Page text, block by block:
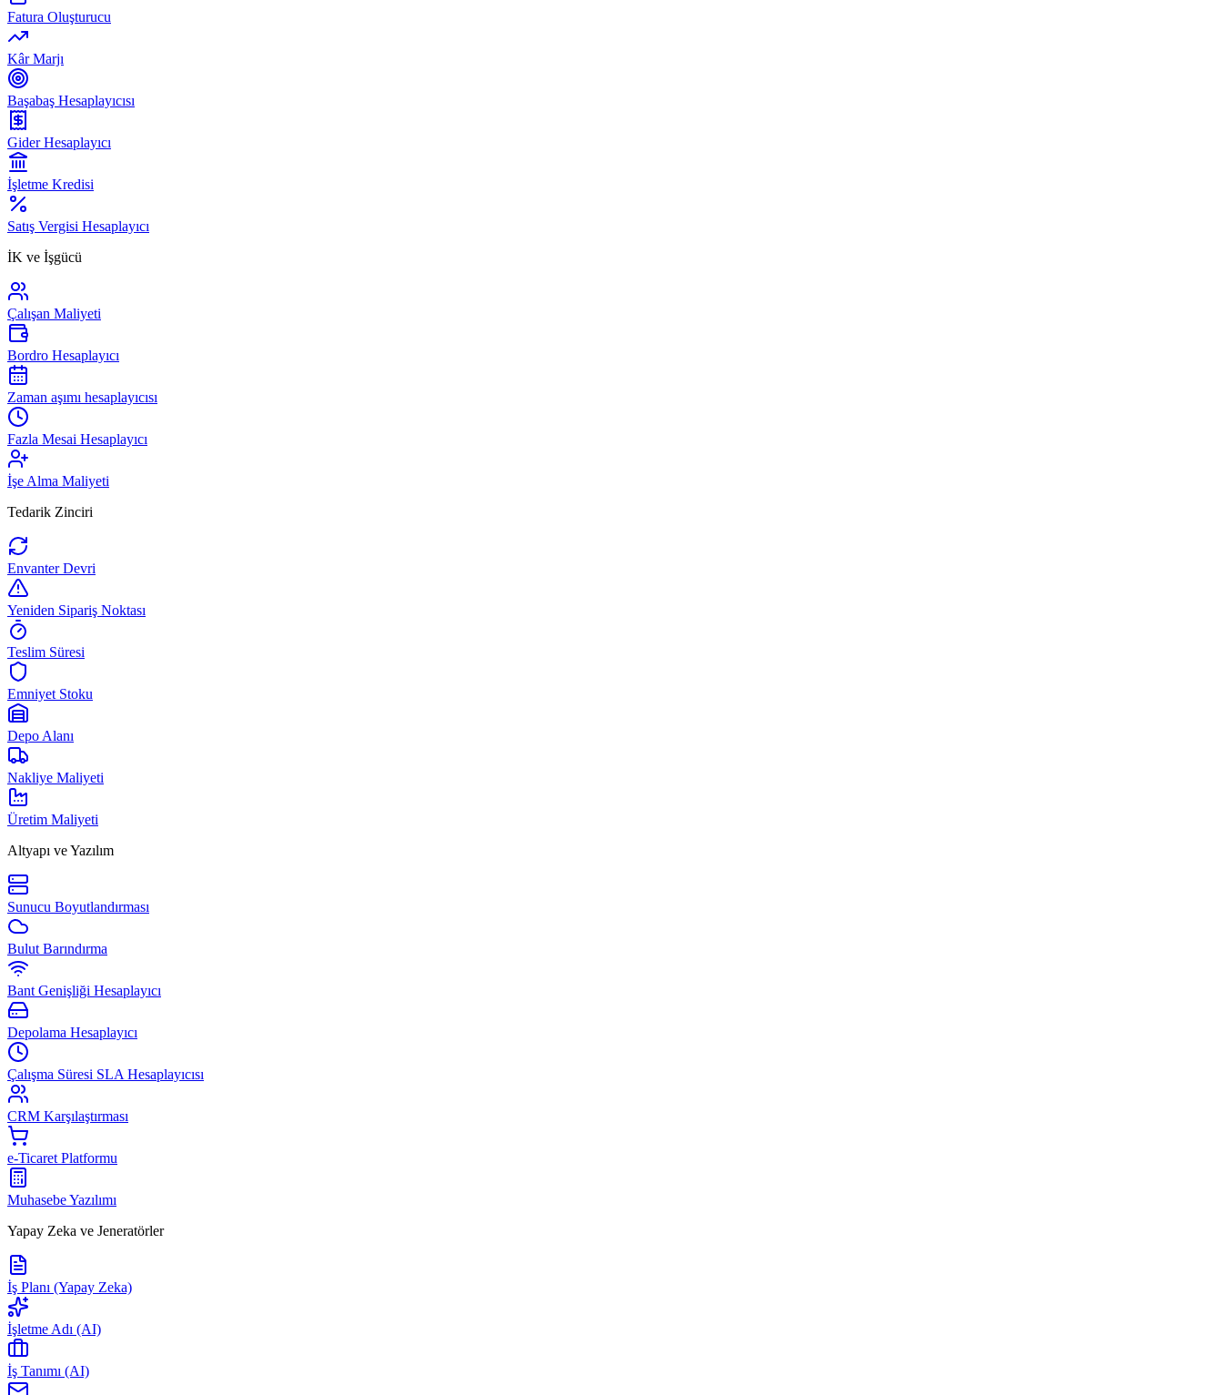
Fatura Oluşturucu
Kâr Marjı
Başabaş Hesaplayıcısı
Gider Hesaplayıcı
İşletme Kredisi
Satış Vergisi Hesaplayıcı
İK ve İşgücü
Çalışan Maliyeti
Bordro Hesaplayıcı
Zaman aşımı hesaplayıcısı
Fazla Mesai Hesaplayıcı
İşe Alma Maliyeti
Tedarik Zinciri
Envanter Devri
Yeniden Sipariş Noktası
Teslim Süresi
Emniyet Stoku
Depo Alanı
Nakliye Maliyeti
Üretim Maliyeti
Altyapı ve Yazılım
Sunucu Boyutlandırması
Bulut Barındırma
Bant Genişliği Hesaplayıcı
Depolama Hesaplayıcı
Çalışma Süresi SLA Hesaplayıcısı
CRM Karşılaştırması
e-Ticaret Platformu
Muhasebe Yazılımı
Yapay Zeka ve Jeneratörler
İş Planı (Yapay Zeka)
İşletme Adı (AI)
İş Tanımı (AI)